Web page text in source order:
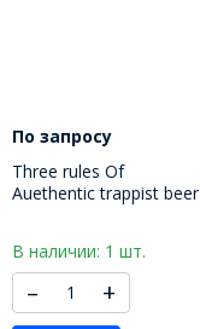
По запросу
Three rules Of
Auethentic trappist beer
МЛ
В наличии: 1 шт.
– +